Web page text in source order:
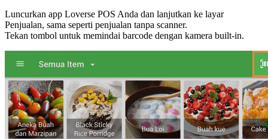
Luncurkan app Loverse POS Anda dan lanjutkan ke layar
Penjualan, sama seperti penjualan tanpa scanner.
Tekan tombol untuk memindai barcode dengan kamera built-in.